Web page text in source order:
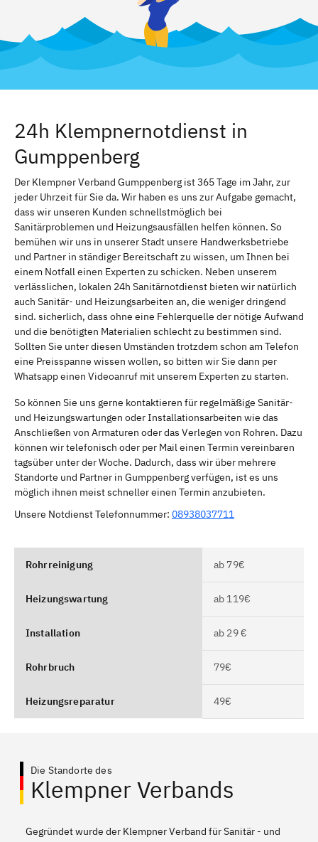
24h Klempnernotdienst in
Gumppenberg
Der Klempner Verband Gumppenberg ist 365 Tage im Jahr, zur
jeder Uhrzeit für Sie da. Wir haben es uns zur Aufgabe gemacht,
dass wir unseren Kunden schnellstmöglich bei
Sanitärproblemen und Heizungsausfällen helfen können. So
bemühen wir uns in unserer Stadt unsere Handwerksbetriebe
und Partner in ständiger Bereitschaft zu wissen, um Ihnen bei
einem Notfall einen Experten zu schicken. Neben unserem
verlässlichen, lokalen 24h Sanitärnotdienst bieten wir natürlich
auch Sanitär- und Heizungsarbeiten an, die weniger dringend
sind. sicherlich, dass ohne eine Fehlerquelle der nötige Aufwand
und die benötigten Materialien schlecht zu bestimmen sind.
Sollten Sie unter diesen Umständen trotzdem schon am Telefon
eine Preisspanne wissen wollen, so bitten wir Sie dann per
Whatsapp einen Videoanruf mit unserem Experten zu starten.
So können Sie uns gerne kontaktieren für regelmäßige Sanitär-
und Heizungswartungen oder Installationsarbeiten wie das
Anschließen von Armaturen oder das Verlegen von Rohren. Dazu
können wir telefonisch oder per Mail einen Termin vereinbaren
tagsüber unter der Woche. Dadurch, dass wir über mehrere
Standorte und Partner in Gumppenberg verfügen, ist es uns
möglich ihnen meist schneller einen Termin anzubieten.
Unsere Notdienst Telefonnummer: 08938037711
Rohrreinigung ab 79€
Heizungswartung ab 119€
Installation ab 29 €
Rohrbruch 79€
Heizungsreparatur 49€
Die Standorte des
Klempner Verbands
Gegründet wurde der Klempner Verband für Sanitär - und